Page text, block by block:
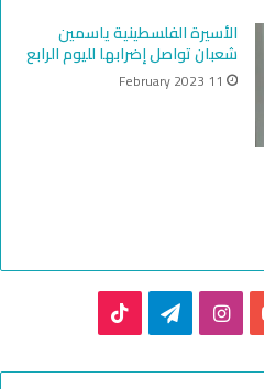
الأسيرة الفلسطينية ياسمين
شعبان تواصل إضرابها لليوم الرابع
11 February 2023
YouTube
Instagram
Telegram